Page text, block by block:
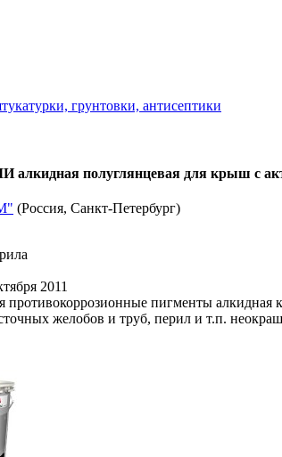
грунтовки, антисептики
полуглянцевая для крыш с
(Россия, Санкт-Петербург)
2011
противокоррозионные пигменты алкидная
желобов и труб, перил и т.п.